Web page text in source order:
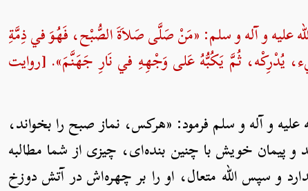
علیه و آله و سلم: «مَنْ صَلَّى صَلاَةَ الصُّبْح، فَهُوَ في ذِمَّةِ
يُدْرِكْه، ثُمَّ يَكُبُّهُ عَلى وَجْهِهِ في نَارِ جَهَنَّمَ». [روایت
و آله و سلم فرمود: «هرکس، نماز صبح را بخواند،
پیمان خویش با چنین بنده‌ای، چیزی از شما مطالبه
و سپس الله متعال، او را بر چهره‌اش در آتش دوزخ